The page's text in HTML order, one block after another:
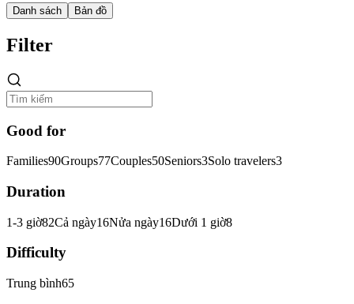
Danh sách Bản đồ
Filter
Good for
Families90Groups77Couples50Seniors3Solo travelers3
Duration
1-3 giờ82Cả ngày16Nửa ngày16Dưới 1 giờ8
Difficulty
Trung bình65